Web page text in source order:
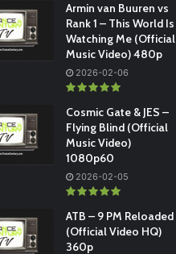
Armin van Buuren vs
Rank 1 – This World Is
Watching Me (Official
Music Video) 480p
2026-02-06
Cosmic Gate & JES –
Flying Blind (Official
Music Video)
1080p60
2026-02-05
ATB – 9 PM Reloaded
(Official Video HQ)
360p